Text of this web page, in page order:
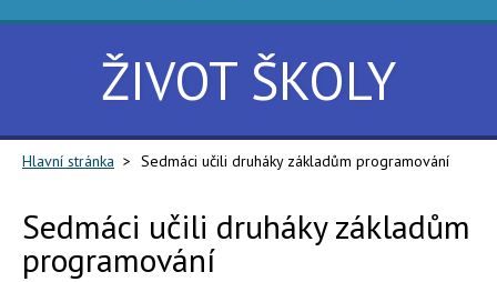
ŽIVOT ŠKOLY
Hlavní stránka Sedmáci učili druháky základům programování
Sedmáci učili druháky základům
programování